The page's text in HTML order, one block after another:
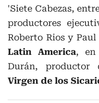
'Siete Cabezas,
productores
Roberto Rios y
Latin America, en
Durán, productor
Virgen de los